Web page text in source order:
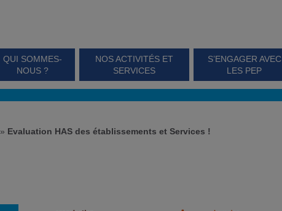
QUI SOMMES-
NOUS ?
NOS ACTIVITÉS ET
SERVICES
S’ENGAGER AVEC
LES PEP
» Evaluation HAS des établissements et Services !